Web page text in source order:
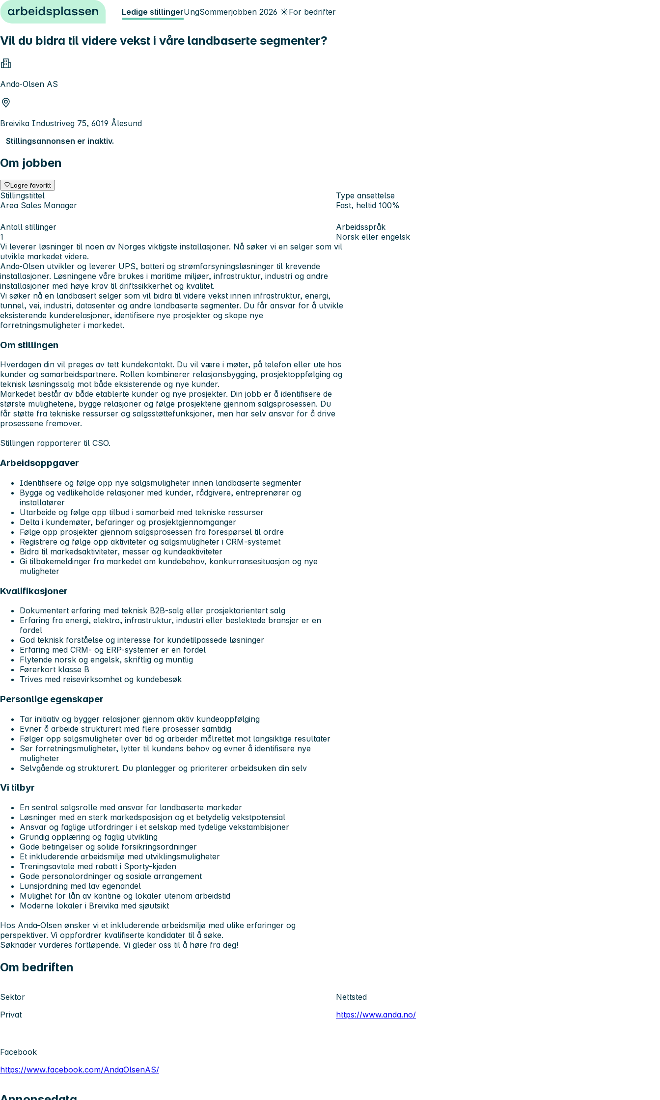
Hopp til innhold Ledige stillingerUngSommerjobben 2026 ☀️For bedrifter
Vil du bidra til videre vekst i våre landbaserte segmenter?
Anda-Olsen AS
Breivika Industriveg 75, 6019 Ålesund
Stillingsannonsen er inaktiv.
Om jobben
Lagre favoritt
Stillingstittel
Area Sales Manager
Type ansettelse
Fast, heltid 100%
Antall stillinger
1
Arbeidsspråk
Norsk eller engelsk
Vi leverer løsninger til noen av Norges viktigste installasjoner. Nå søker vi en selger som vil
utvikle markedet videre.
Anda-Olsen utvikler og leverer UPS, batteri og strømforsyningsløsninger til krevende
installasjoner. Løsningene våre brukes i maritime miljøer, infrastruktur, industri og andre
installasjoner med høye krav til driftssikkerhet og kvalitet.
Vi søker nå en landbasert selger som vil bidra til videre vekst innen infrastruktur, energi,
tunnel, vei, industri, datasenter og andre landbaserte segmenter. Du får ansvar for å utvikle
eksisterende kunderelasjoner, identifisere nye prosjekter og skape nye
forretningsmuligheter i markedet.
Om stillingen
Hverdagen din vil preges av tett kundekontakt. Du vil være i møter, på telefon eller ute hos
kunder og samarbeidspartnere. Rollen kombinerer relasjonsbygging, prosjektoppfølging og
teknisk løsningssalg mot både eksisterende og nye kunder.
Markedet består av både etablerte kunder og nye prosjekter. Din jobb er å identifisere de
største mulighetene, bygge relasjoner og følge prosjektene gjennom salgsprosessen. Du
får støtte fra tekniske ressurser og salgsstøttefunksjoner, men har selv ansvar for å drive
prosessene fremover.
Stillingen rapporterer til CSO.
Arbeidsoppgaver
Identifisere og følge opp nye salgsmuligheter innen landbaserte segmenter
Bygge og vedlikeholde relasjoner med kunder, rådgivere, entreprenører og
installatører
Utarbeide og følge opp tilbud i samarbeid med tekniske ressurser
Delta i kundemøter, befaringer og prosjektgjennomganger
Følge opp prosjekter gjennom salgsprosessen fra forespørsel til ordre
Registrere og følge opp aktiviteter og salgsmuligheter i CRM-systemet
Bidra til markedsaktiviteter, messer og kundeaktiviteter
Gi tilbakemeldinger fra markedet om kundebehov, konkurransesituasjon og nye
muligheter
Kvalifikasjoner
Dokumentert erfaring med teknisk B2B-salg eller prosjektorientert salg
Erfaring fra energi, elektro, infrastruktur, industri eller beslektede bransjer er en
fordel
God teknisk forståelse og interesse for kundetilpassede løsninger
Erfaring med CRM- og ERP-systemer er en fordel
Flytende norsk og engelsk, skriftlig og muntlig
Førerkort klasse B
Trives med reisevirksomhet og kundebesøk
Personlige egenskaper
Tar initiativ og bygger relasjoner gjennom aktiv kundeoppfølging
Evner å arbeide strukturert med flere prosesser samtidig
Følger opp salgsmuligheter over tid og arbeider målrettet mot langsiktige resultater
Ser forretningsmuligheter, lytter til kundens behov og evner å identifisere nye
muligheter
Selvgående og strukturert. Du planlegger og prioriterer arbeidsuken din selv
Vi tilbyr
En sentral salgsrolle med ansvar for landbaserte markeder
Løsninger med en sterk markedsposisjon og et betydelig vekstpotensial
Ansvar og faglige utfordringer i et selskap med tydelige vekstambisjoner
Grundig opplæring og faglig utvikling
Gode betingelser og solide forsikringsordninger
Et inkluderende arbeidsmiljø med utviklingsmuligheter
Treningsavtale med rabatt i Sporty-kjeden
Gode personalordninger og sosiale arrangement
Lunsjordning med lav egenandel
Mulighet for lån av kantine og lokaler utenom arbeidstid
Moderne lokaler i Breivika med sjøutsikt
Hos Anda-Olsen ønsker vi et inkluderende arbeidsmiljø med ulike erfaringer og
perspektiver. Vi oppfordrer kvalifiserte kandidater til å søke.
Søknader vurderes fortløpende. Vi gleder oss til å høre fra deg!
Om bedriften
Sektor
Privat
Nettsted
https://www.anda.no/
Facebook
https://www.facebook.com/AndaOlsenAS/